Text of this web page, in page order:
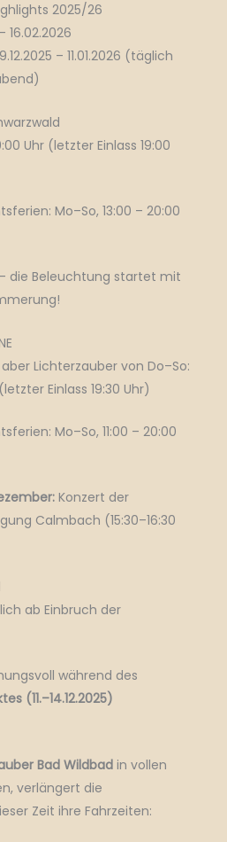
2025/26
16.02.2026
– 11.01.2026 (täglich
Uhr (letzter Einlass 19:00
Mo–So, 13:00 – 20:00
die Beleuchtung startet mit
Lichterzauber von Do–So:
Einlass 19:30 Uhr)
Mo–So, 11:00 – 20:00
Konzert der
Calmbach (15:30–16:30
ab Einbruch der
während des
(11.–14.12.2025)
Bad Wildbadin vollen
verlängert die
Zeit ihre Fahrzeiten: